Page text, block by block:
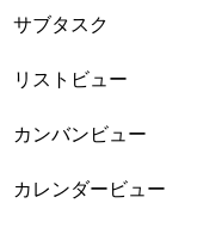
サブタスク
リストビュー
カンバンビュー
カレンダービュー